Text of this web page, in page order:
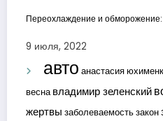
Переохлаждение и обморожение:
9 июля, 2022
авто анастасия
весна владимир зеленский
жертвы заболеваемостьзакон